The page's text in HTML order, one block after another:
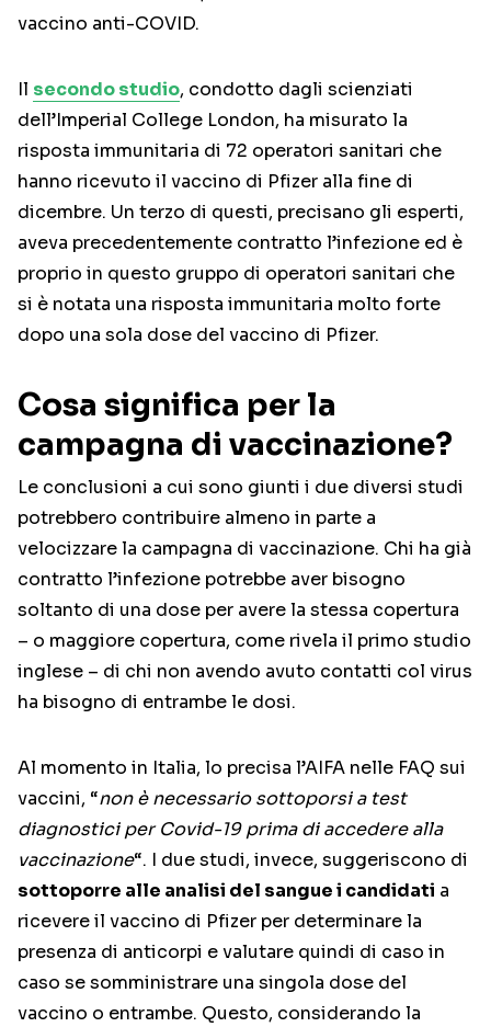
vaccino anti-COVID.
Il secondo studio, condotto dagli scienziati
dell’Imperial College London, ha misurato la
risposta immunitaria di 72 operatori sanitari che
hanno ricevuto il vaccino di Pfizer alla fine di
dicembre. Un terzo di questi, precisano gli esperti,
aveva precedentemente contratto l’infezione ed è
proprio in questo gruppo di operatori sanitari che
si è notata una risposta immunitaria molto forte
dopo una sola dose del vaccino di Pfizer.
Cosa significa per la
campagna di vaccinazione?
Le conclusioni a cui sono giunti i due diversi studi
potrebbero contribuire almeno in parte a
velocizzare la campagna di vaccinazione. Chi ha già
contratto l’infezione potrebbe aver bisogno
soltanto di una dose per avere la stessa copertura
– o maggiore copertura, come rivela il primo studio
inglese – di chi non avendo avuto contatti col virus
ha bisogno di entrambe le dosi.
Al momento in Italia, lo precisa l’AIFA nelle FAQ sui
vaccini, “non è necessario sottoporsi a test
diagnostici per Covid-19 prima di accedere alla
vaccinazione“. I due studi, invece, suggeriscono di
sottoporre alle analisi del sangue i candidati a
ricevere il vaccino di Pfizer per determinare la
presenza di anticorpi e valutare quindi di caso in
caso se somministrare una singola dose del
vaccino o entrambe. Questo, considerando la